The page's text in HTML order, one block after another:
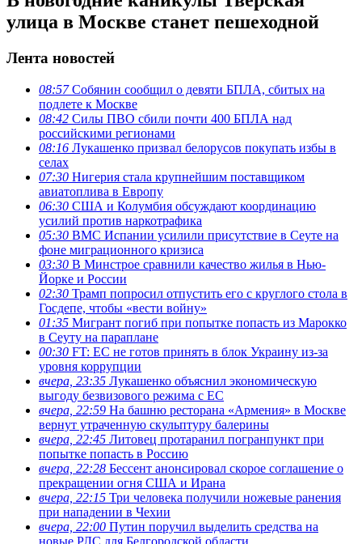
улица в Москве станет пешеходной
Лента новостей
08:57Собянин сообщил о девяти БПЛА, сбитых на
подлете к Москве
08:42 Силы ПВО сбили почти 400 БПЛА над
российскими регионами
08:16 Лукашенко призвал белорусов покупать избы в
селах
07:30 Нигерия стала крупнейшим поставщиком
авиатоплива в Европу
06:30 США и Колумбия обсуждают координацию
усилий против наркотрафика
05:30 ВМС Испании усилили присутствие в Сеуте на
фоне миграционного кризиса
03:30 В Минстрое сравнили качество жилья в Нью-
Йорке и России
02:30 Трамп попросил отпустить его с круглого стола в
Госдепе, чтобы «вести войну»
01:35 Мигрант погиб при попытке попасть из Марокко
в Сеуту на параплане
00:30 FT: ЕС не готов принять в блок Украину из-за
уровня коррупции
вчера, 23:35 Лукашенко объяснил экономическую
выгоду безвизового режима с ЕС
вчера, 22:59 На башню ресторана «Армения» в Москве
вернут утраченную скульптуру балерины
вчера, 22:45 Литовец протаранил погранпункт при
попытке попасть в Россию
вчера, 22:28 Бессент анонсировал скорое соглашение о
прекращении огня США и Ирана
вчера, 22:15 Три человека получили ножевые ранения
при нападении в Чехии
вчера, 22:00 Путин поручил выделить средства на
новые РЛС для Белгородской области